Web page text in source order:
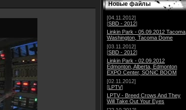
Новые файлы
[04.11.2012]
[SBD - 2012]
Linkin Park - 05.09.2012 Tacoma,
Washington, Tacoma Dome
[03.11.2012]
[SBD - 2012]
Linkin Park - 02.09.2012
Edmonton, Alberta, Edmonton
EXPO Center, SONiC BOOM
[02.11.2012]
[LPTV]
LPTV - Breed Crows And They
Will Take Out Your Eyes